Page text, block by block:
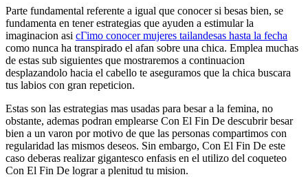
Parte fundamental referente a igual que conocer si besas bien, se
fundamenta en tener estrategias que ayuden a estimular la
imaginacion asi­ cГіmo conocer mujeres tailandesas hasta la fecha
como nunca ha transpirado el afan sobre una chica. Emplea muchas
de estas sub siguientes que mostraremos a continuacion
desplazandolo hacia el cabello te aseguramos que la chica buscara
tus labios con gran repeticion.
Estas son las estrategias mas usadas para besar a la femina, no
obstante, ademas podran emplearse Con El Fin De descubrir besar
bien a un varon por motivo de que las personas compartimos con
regularidad las mismos deseos. Sin embargo, Con El Fin De este
caso deberas realizar gigantesco enfasis en el utilizo del coqueteo
Con El Fin De lograr a plenitud tu mision.